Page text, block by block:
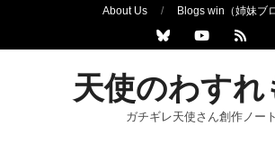
About Us Blogs win（姉妹ブ
天使のわすれ
ガチギレ天使さん創作ノート